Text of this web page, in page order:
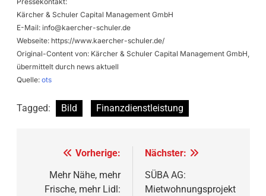
Kärcher & Schuler Capital Management GmbH
E-Mail: info@kaercher-schuler.de
Webseite: https://www.kaercher-schuler.de/
Original-Content von: Kärcher & Schuler Capital Management GmbH,
übermittelt durch news aktuell
Quelle: ots
Tagged: Bild Finanzdienstleistung
Beitragsnavigation
Vorherige:
Mehr Nähe, mehr
Frische, mehr Lidl:
Nächster:
SÜBA AG:
Mietwohnungsprojekt